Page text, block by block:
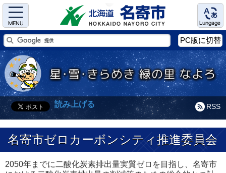
Menu Language
PC版に切替
RSS
読み上げる
名寄市ゼロカーボンシティ推進委員会
2050年までに二酸化炭素排出量実質ゼロを目指し、名寄市